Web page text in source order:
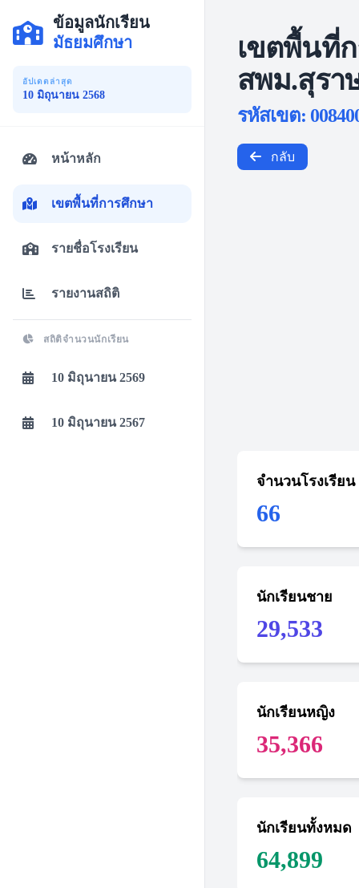
เขตพื้นที่
สพม.สุรา
รหัสเขต:
กลับ
จำนวนโรงเรียน
66
นักเรียนชาย
29,533
นักเรียนหญิง
35,366
นักเรียนทั้งหมด
64,899
ข้อมูลนักเรียน
มัธยมศึกษา
อัปเดตล่าสุด
10 มิถุนายน 2568
หน้าหลัก
เขตพื้นที่การศึกษา
รายชื่อโรงเรียน
รายงานสถิติ
สถิติจำนวนนักเรียน
10 มิถุนายน 2569
10 มิถุนายน 2567